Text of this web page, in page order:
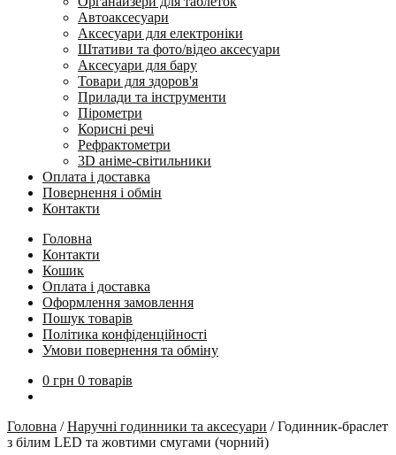
Автоаксесуари
Аксесуари для електроніки
Штативи та фото/відео аксесуари
Аксесуари для бару
Товари для здоров'я
Прилади та інструменти
Пірометри
Корисні речі
Рефрактометри
3D аніме-світильники
Оплата і доставка
Повернення і обмін
Контакти
Головна
Контакти
Кошик
Оплата і доставка
Оформлення замовлення
Пошук товарів
Політика конфіденційності
Умови повернення та обміну
0 грн 0 товарів
Головна /Наручні годинники та аксесуари /Годинник-браслет
з білим LED та жовтими смугами (чорний)